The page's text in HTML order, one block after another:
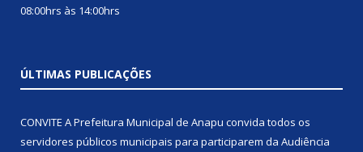
08:00hrs às 14:00hrs
ÚLTIMAS PUBLICAÇÕES
CONVITE A Prefeitura Municipal de Anapu convida todos os
servidores públicos municipais para participarem da Audiência